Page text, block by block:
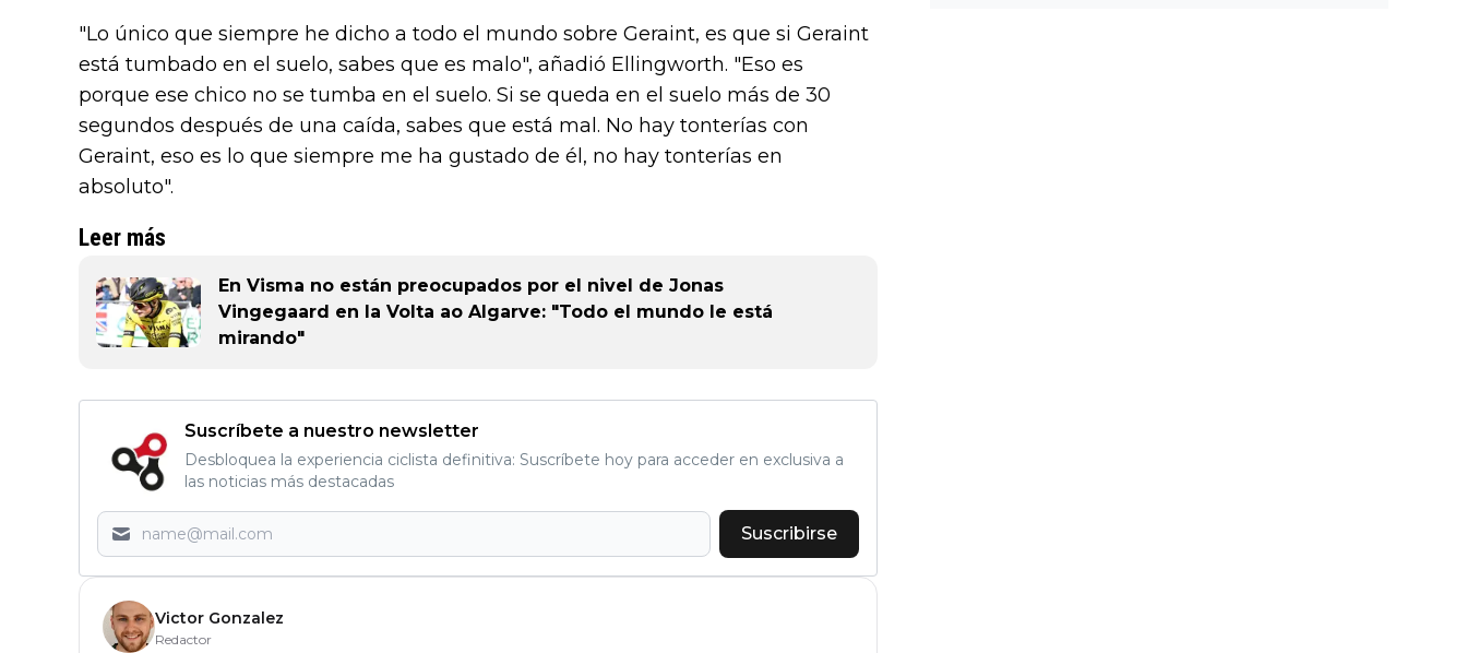
"Lo único que siempre he dicho a todo el mundo sobre Geraint, es que si Geraint
está tumbado en el suelo, sabes que es malo", añadió Ellingworth. "Eso es
porque ese chico no se tumba en el suelo. Si se queda en el suelo más de 30
segundos después de una caída, sabes que está mal. No hay tonterías con
Geraint, eso es lo que siempre me ha gustado de él, no hay tonterías en
absoluto".
Leer más
En Visma no están preocupados por el nivel de Jonas
Vingegaard en la Volta ao Algarve: "Todo el mundo le está
mirando"
Suscríbete a nuestro newsletter
Desbloquea la experiencia ciclista definitiva: Suscríbete hoy para acceder en exclusiva a
las noticias más destacadas
Suscribirse
Victor Gonzalez
Redactor